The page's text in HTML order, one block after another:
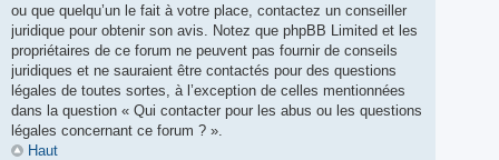
ou que quelqu’un le fait à votre place, contactez un conseiller
juridique pour obtenir son avis. Notez que phpBB Limited et les
propriétaires de ce forum ne peuvent pas fournir de conseils
juridiques et ne sauraient être contactés pour des questions
légales de toutes sortes, à l’exception de celles mentionnées
dans la question « Qui contacter pour les abus ou les questions
légales concernant ce forum ? ».
Haut